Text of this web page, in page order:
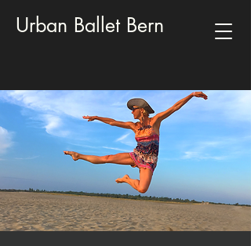
Urban Ballet Bern